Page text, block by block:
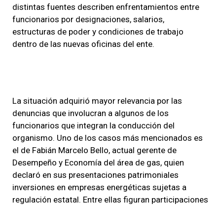
distintas fuentes describen enfrentamientos entre
funcionarios por designaciones, salarios,
estructuras de poder y condiciones de trabajo
dentro de las nuevas oficinas del ente.
La situación adquirió mayor relevancia por las
denuncias que involucran a algunos de los
funcionarios que integran la conducción del
organismo. Uno de los casos más mencionados es
el de Fabián Marcelo Bello, actual gerente de
Desempeño y Economía del área de gas, quien
declaró en sus presentaciones patrimoniales
inversiones en empresas energéticas sujetas a
regulación estatal. Entre ellas figuran participaciones